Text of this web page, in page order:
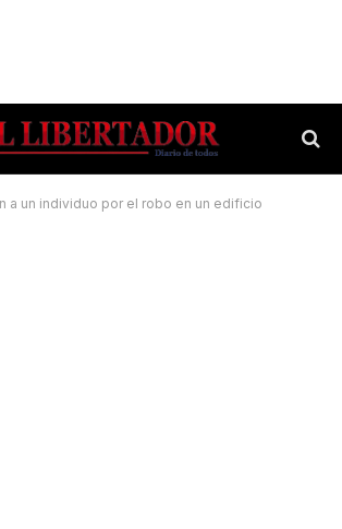
a un individuo por el robo en un edificio